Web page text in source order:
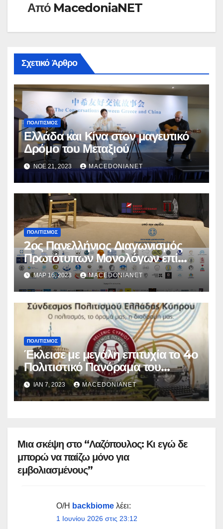
Από MacedoniaNET
Σχετικό Άρθρο
ΠΟΛΙΤΙΣΜΌΣ
Ελλάδα και Κίνα στον μαγευτικό
Δρόμο του Μεταξιού
ΝΟΈ 21, 2023 MACEDONIANET
ΠΟΛΙΤΙΣΜΌΣ
2ος Πανελλήνιος Διαγωνισμός
Πρωτότυπων Μονολόγων επί
Σκηνής
ΜΑΡ 16, 2023 MACEDONIANET
ΠΟΛΙΤΙΣΜΌΣ
Έκλεισε με μεγάλη επιτυχία το 4ο
Πολιτιστικό Πανόραμα του
Σύνδεσμου πολιτισμού Ελλάδας
Κύπρου
ΙΑΝ 7, 2023 MACEDONIANET
Μια σκέψη στο “Λαζόπουλος: Κι εγώ δε
μπορώ να παίζω μόνο για
εμβολιασμένους”
Ο/Η backbiome λέει:
1 Ιουνίου 2026 στις 23:12